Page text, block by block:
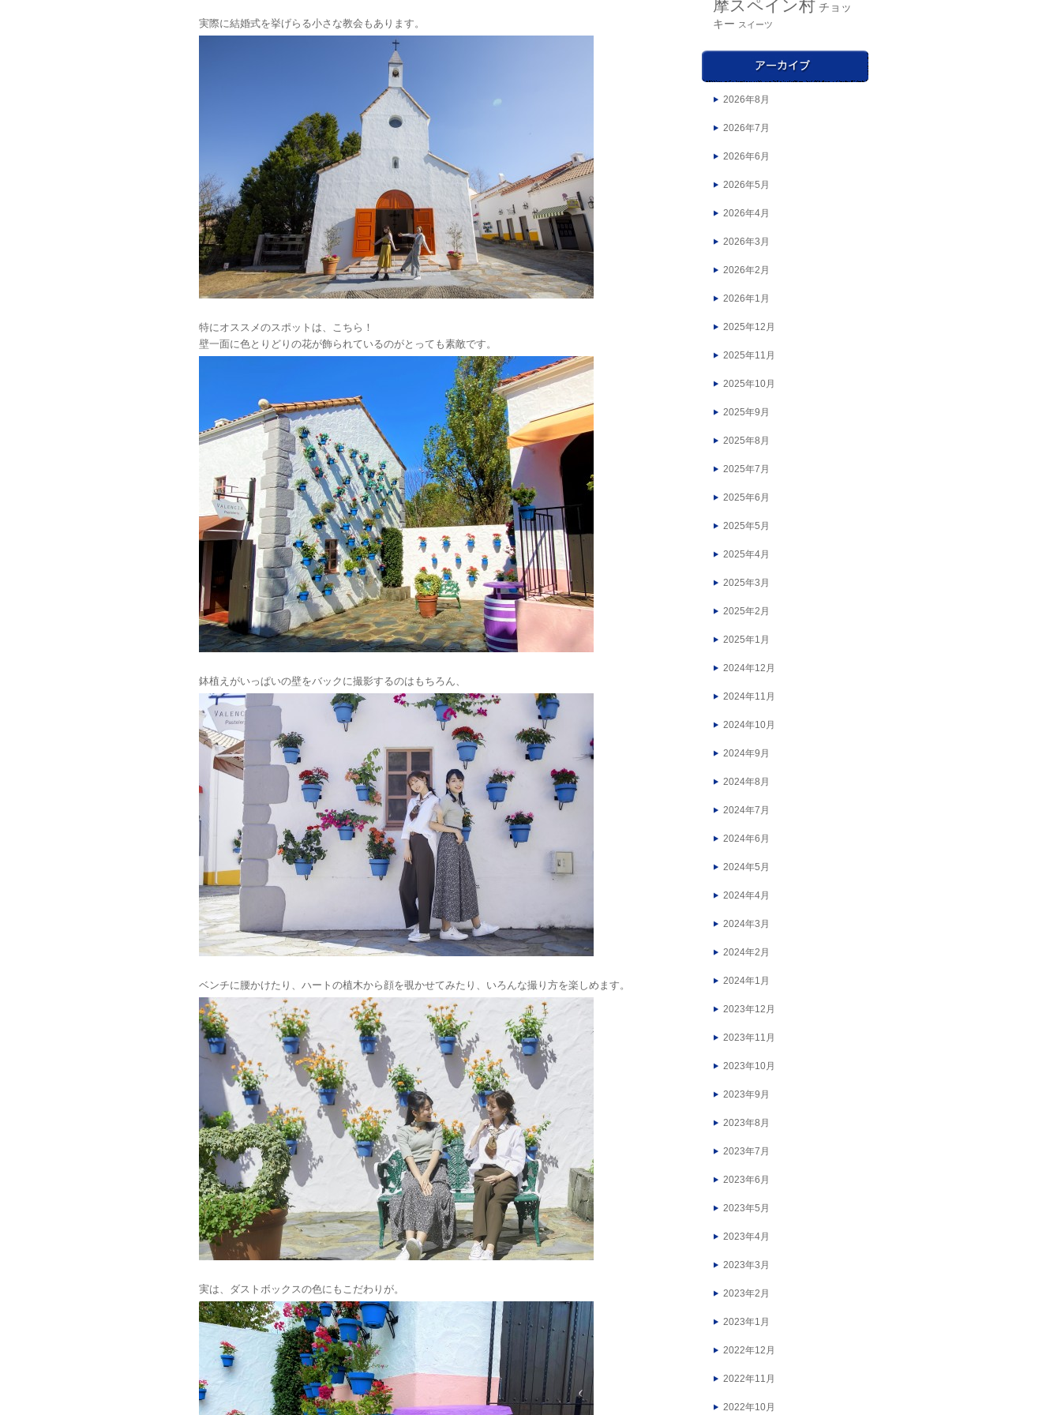
実際に結婚式を挙げらる小さな教会もあります。
特にオススメのスポットは、こちら！
壁一面に色とりどりの花が飾られているのがとっても素敵です。
鉢植えがいっぱいの壁をバックに撮影するのはもちろん、
ベンチに腰かけたり、ハートの植木から顔を覗かせてみたり、いろんな撮り方を楽しめます。
実は、ダストボックスの色にもこだわりが。
摩スペイン村 チョッ
キー スイーツ
2026年8月
2026年7月
2026年6月
2026年5月
2026年4月
2026年3月
2026年2月
2026年1月
2025年12月
2025年11月
2025年10月
2025年9月
2025年8月
2025年7月
2025年6月
2025年5月
2025年4月
2025年3月
2025年2月
2025年1月
2024年12月
2024年11月
2024年10月
2024年9月
2024年8月
2024年7月
2024年6月
2024年5月
2024年4月
2024年3月
2024年2月
2024年1月
2023年12月
2023年11月
2023年10月
2023年9月
2023年8月
2023年7月
2023年6月
2023年5月
2023年4月
2023年3月
2023年2月
2023年1月
2022年12月
2022年11月
2022年10月